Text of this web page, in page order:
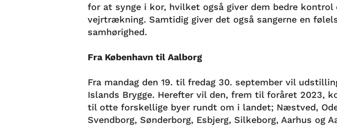
for at synge i kor, hvilket også giver dem bedre kontrol
vejrtrækning. Samtidig giver det også sangerne en
samhørighed.
Fra København til Aalborg
Fra mandag den 19. til fredag 30. september vil
Islands Brygge. Herefter vil den, frem til foråret 2023,
til otte forskellige byer rundt om i landet; Næstved,
Svendborg, Sønderborg, Esbjerg, Silkeborg, Aarhus og